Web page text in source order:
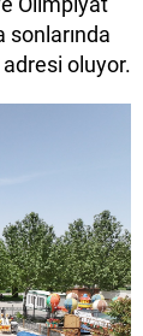
sonlarında
oluyor.